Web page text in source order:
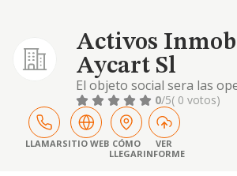
Activos
Aycart Sl
El objeto social sera las
inmobiliarias y
gestion del planeamiento
estudios de licencias,
aportaciones
la adquisicion, plani
0/5( 0 votos)
LLAMARSITIO WEB CÓMO
LLEGAR
VER
INFORME